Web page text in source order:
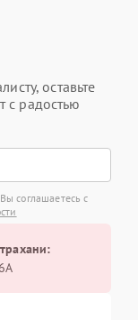
оставьте
с радостью
соглашаетесь с